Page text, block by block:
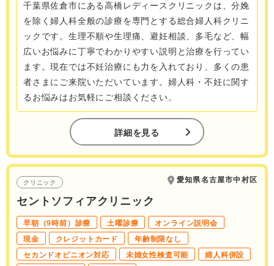
千葉県佐倉市にある高橋レディースクリニックは、分娩
を除く婦人科全般の診療を専門とする総合婦人科クリニ
ックです。生理不順や生理痛、避妊相談、多毛など、幅
広いお悩みに丁寧でわかりやすい説明と治療を行ってい
ます。現在では不妊治療にも力を入れており、多くの患
者さまにご来院いただいています。婦人科・不妊に関す
るお悩みはお気軽にご相談ください。
詳細を見る
クリニック 愛知県名古屋市中村区
セントソフィアクリニック
早朝（9時前）診療 土曜診療
オンライン説明会
現金
クレジットカード
年齢制限なし
セカンドオピニオン対応
未婚女性検査可能
婦人科併設